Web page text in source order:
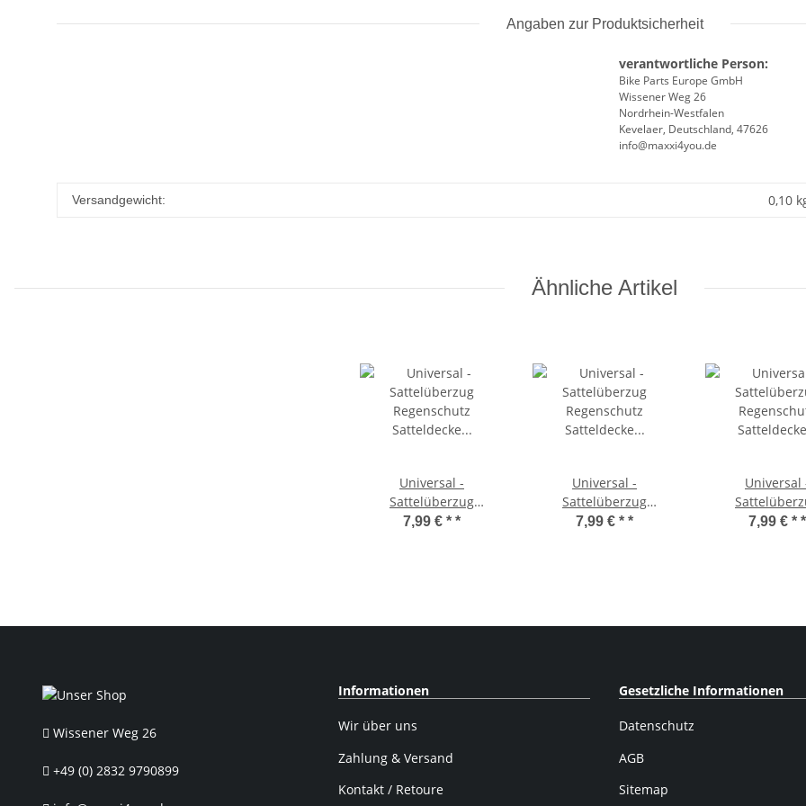
Angaben zur Produktsicherheit
verantwortliche Person:
Bike Parts Europe GmbH
Wissener Weg 26
Nordrhein-Westfalen
Kevelaer, Deutschland, 47626
info@maxxi4you.de
Versandgewicht: 0,10
Ähnliche Artikel
Universal -
Sattelüberzug
Regenschutz
7,99 € * *
Universal -
Sattelüberzug
Regenschutz
7,99 € * *
Universal
7,99 € * *
Wissener Weg 26
+49 (0) 2832 9790899
Informationen
Wir über uns
Zahlung & Versand
Kontakt / Retoure
Gesetzliche Informationen
Datenschutz
AGB
Sitemap